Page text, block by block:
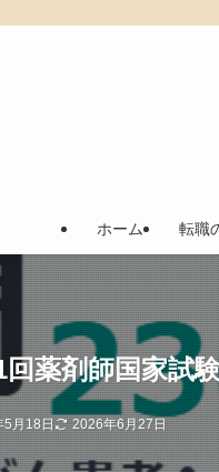
ホーム 転職
回薬剤師国家試
5月18日 2026年6月27日